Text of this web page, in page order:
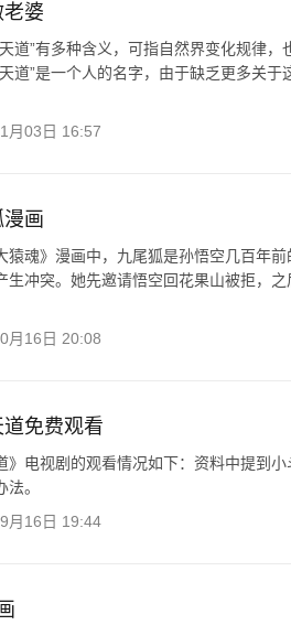
婆
道”有多种含义，可指自然界变化规律
道”是一个人的名字，由于缺乏更多关
月03日 16:57
画
猿魂》漫画中，九尾狐是孙悟空几百年
生冲突。她先邀请悟空回花果山被拒，
月16日 20:08
免费观看
》电视剧的观看情况如下：资料中提到
。
月16日 19:44